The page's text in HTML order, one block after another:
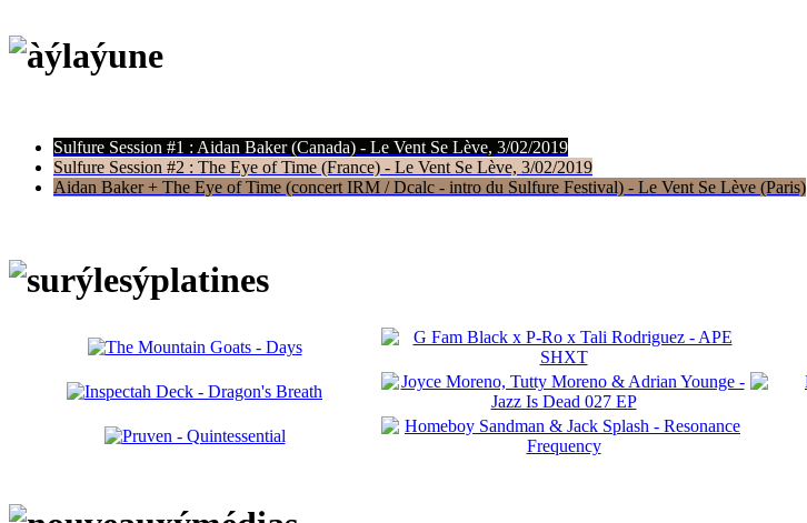
Sulfure Session #1 : Aidan Baker (Canada) - Le Vent Se Lève, 3/02/2019
Sulfure Session #2 : The Eye of Time (France) - Le Vent Se Lève, 3/02/2019
Aidan Baker + The Eye of Time (concert IRM / Dcalc - intro du Sulfure Festival) - Le Vent Se Lève (Paris)